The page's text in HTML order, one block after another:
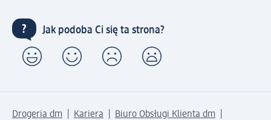
Jak podoba Ci się ta strona?
Drogeria dm Kariera
Biuro Obsługi Klienta dm